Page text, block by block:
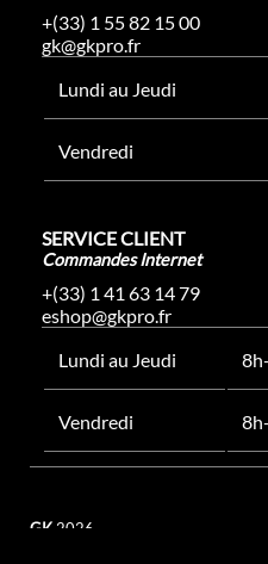
+(33) 1 55 82 15 00
gk@gkpro.fr
Lundi au Jeudi
Vendredi
SERVICE CLIENT
Commandes Internet
+(33) 1 41 63 14 79
eshop@gkpro.fr
Lundi au Jeudi
Vendredi
GK 2026